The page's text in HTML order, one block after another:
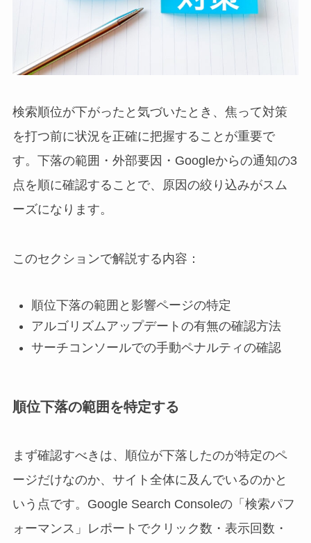
検索順位が下がったと気づいたとき、焦って対策
を打つ前に状況を正確に把握することが重要で
す。下落の範囲・外部要因・Googleからの通知の3
点を順に確認することで、原因の絞り込みがスム
ーズになります。
このセクションで解説する内容：
順位下落の範囲と影響ページの特定
アルゴリズムアップデートの有無の確認方法
サーチコンソールでの手動ペナルティの確認
順位下落の範囲を特定する
まず確認すべきは、順位が下落したのが特定のペ
ージだけなのか、サイト全体に及んでいるのかと
いう点です。Google Search Consoleの「検索パフ
ォーマンス」レポートでクリック数・表示回数・